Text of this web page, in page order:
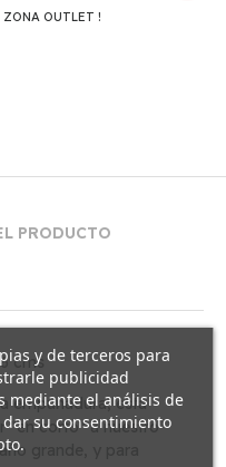
ZONA OUTLET !
PRODUCTO
cms
empuñadura, esta
"en corto" a nuestro
grande, y para
y de terceros para
publicidad
mediante el análisis de
su consentimiento